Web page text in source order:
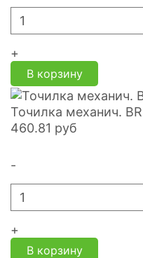
+
В корзину
Точилка механич.
460.81 руб
-
+
В корзину